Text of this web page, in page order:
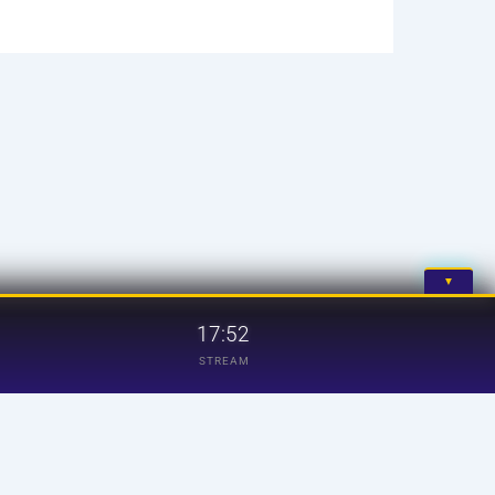
▼
17:52
STREAM